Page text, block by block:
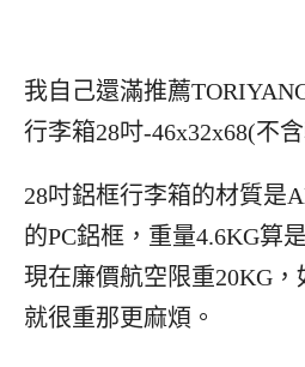
我自己還滿推薦
行李箱28吋-46x32x68(不
28吋鋁框行李箱的材質是
的PC鋁框，重量4.6KG算
現在廉價航空限重20KG
就很重那更麻煩。